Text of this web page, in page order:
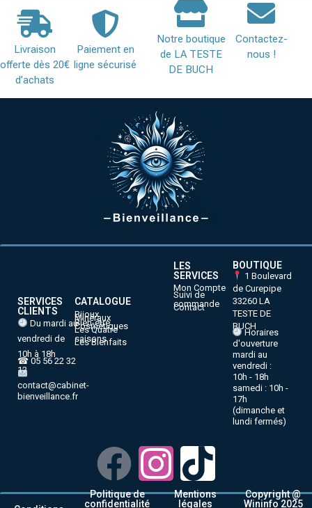
Livraison
offerte dès 20€
d’achats
Paiement en
ligne sécurisé
Notre boutique
de LA TESTE
DE BUCH
Contactez-
nous !
SERVICES
CLIENTS
Du mardi au
vendredi de
10h à 18h
☎ 05 56 22 32
12
contact@cabinet-
bienveillance.fr
CATALOGUE
Bijoux
Minéraux
Bien-être
Cosmétiques
Les Quatre
saisons
Les Bienfaits
LES
SERVICES
Mon Compte
Suivi de
commande
Contact
BOUTIQUE
1 Boulevard
de Curepipe
33260 LA
TESTE DE
BUCH
Horaires
d'ouverture
mardi au
vendredi :
10h - 18h
samedi : 10h -
17h
(dimanche et
lundi fermés)
Politique de
confidentialité
Mentions
légales
Copyright @
Wininfo 2025